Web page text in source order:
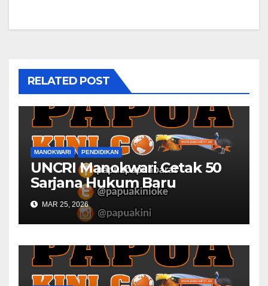
RELATED POST
MANOKWARI PENDIDIKAN
UNCRI Manokwari Cetak 50
Sarjana Hukum Baru
MAR 25, 2026